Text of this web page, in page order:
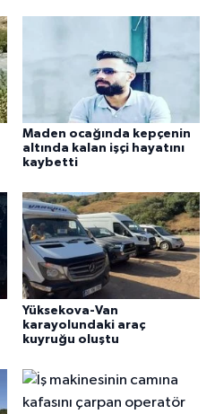
Maden ocağında kepçenin
altında kalan işçi hayatını
kaybetti
Yüksekova-Van
karayolundaki araç
kuyruğu oluştu